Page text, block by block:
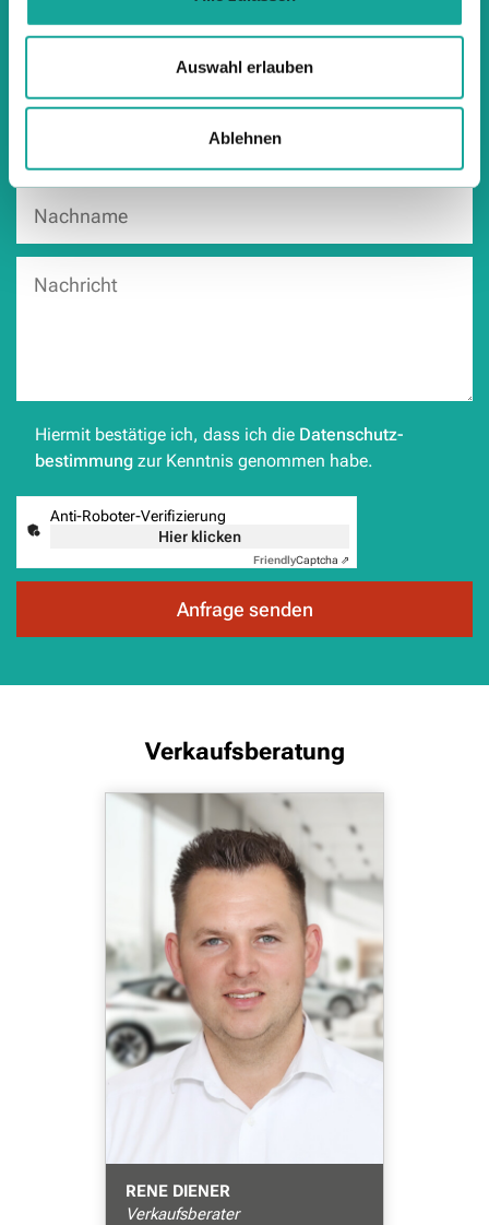
Auswahl erlauben
Ablehnen
Hiermit bestätige ich, dass ich die Datenschutz­
bestimmungzur Kenntnis genommen habe.
Anti-Roboter-Verifizierung
Hier klicken
FriendlyCaptcha ⇗
Anfrage senden
Verkaufsberatung
RENE DIENER
Verkaufsberater